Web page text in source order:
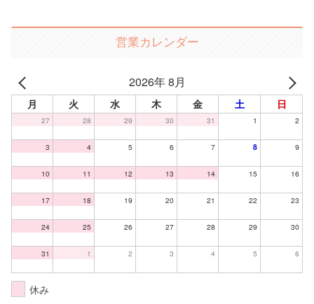
営業カレンダー
2026年 8月
月 火 水 木 金 土 日
27 28 29 30 31 1 2
3 4 5 6 7 8 9
10 11 12 13 14 15 16
17 18 19 20 21 22 23
24 25 26 27 28 29 30
31 1 2 3 4 5 6
休み